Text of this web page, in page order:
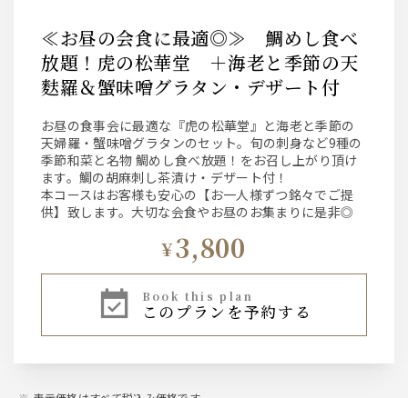
≪お昼の会食に最適◎≫ 鯛めし食べ
放題！虎の松華堂 ＋海老と季節の天
麩羅＆蟹味噌グラタン・デザート付
お昼の食事会に最適な『虎の松華堂』と海老と季節の
天婦羅・蟹味噌グラタンのセット。旬の刺身など9種の
季節和菜と名物 鯛めし食べ放題！をお召し上がり頂け
ます。鯛の胡麻刺し茶漬け・デザート付！
本コースはお客様も安心の【お一人様ずつ銘々でご提
供】致します。大切な会食やお昼のお集まりに是非◎
¥3,800
book this plan
このプランを予約する